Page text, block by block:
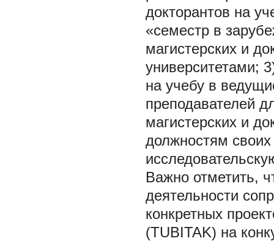
докторантов на
«семестр в
магистерских и
университетами;
на учебу в
преподавателей
магистерских и
должностям
Важно отметить,
деятельности
конкретных
(TUBITAK) на